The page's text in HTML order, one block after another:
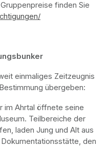
finden Sie
einmaliges Zeitzeugnis
übergeben:
im Ahrtal öffnete seine
Teilbereiche der
laden Jung und Alt aus
den